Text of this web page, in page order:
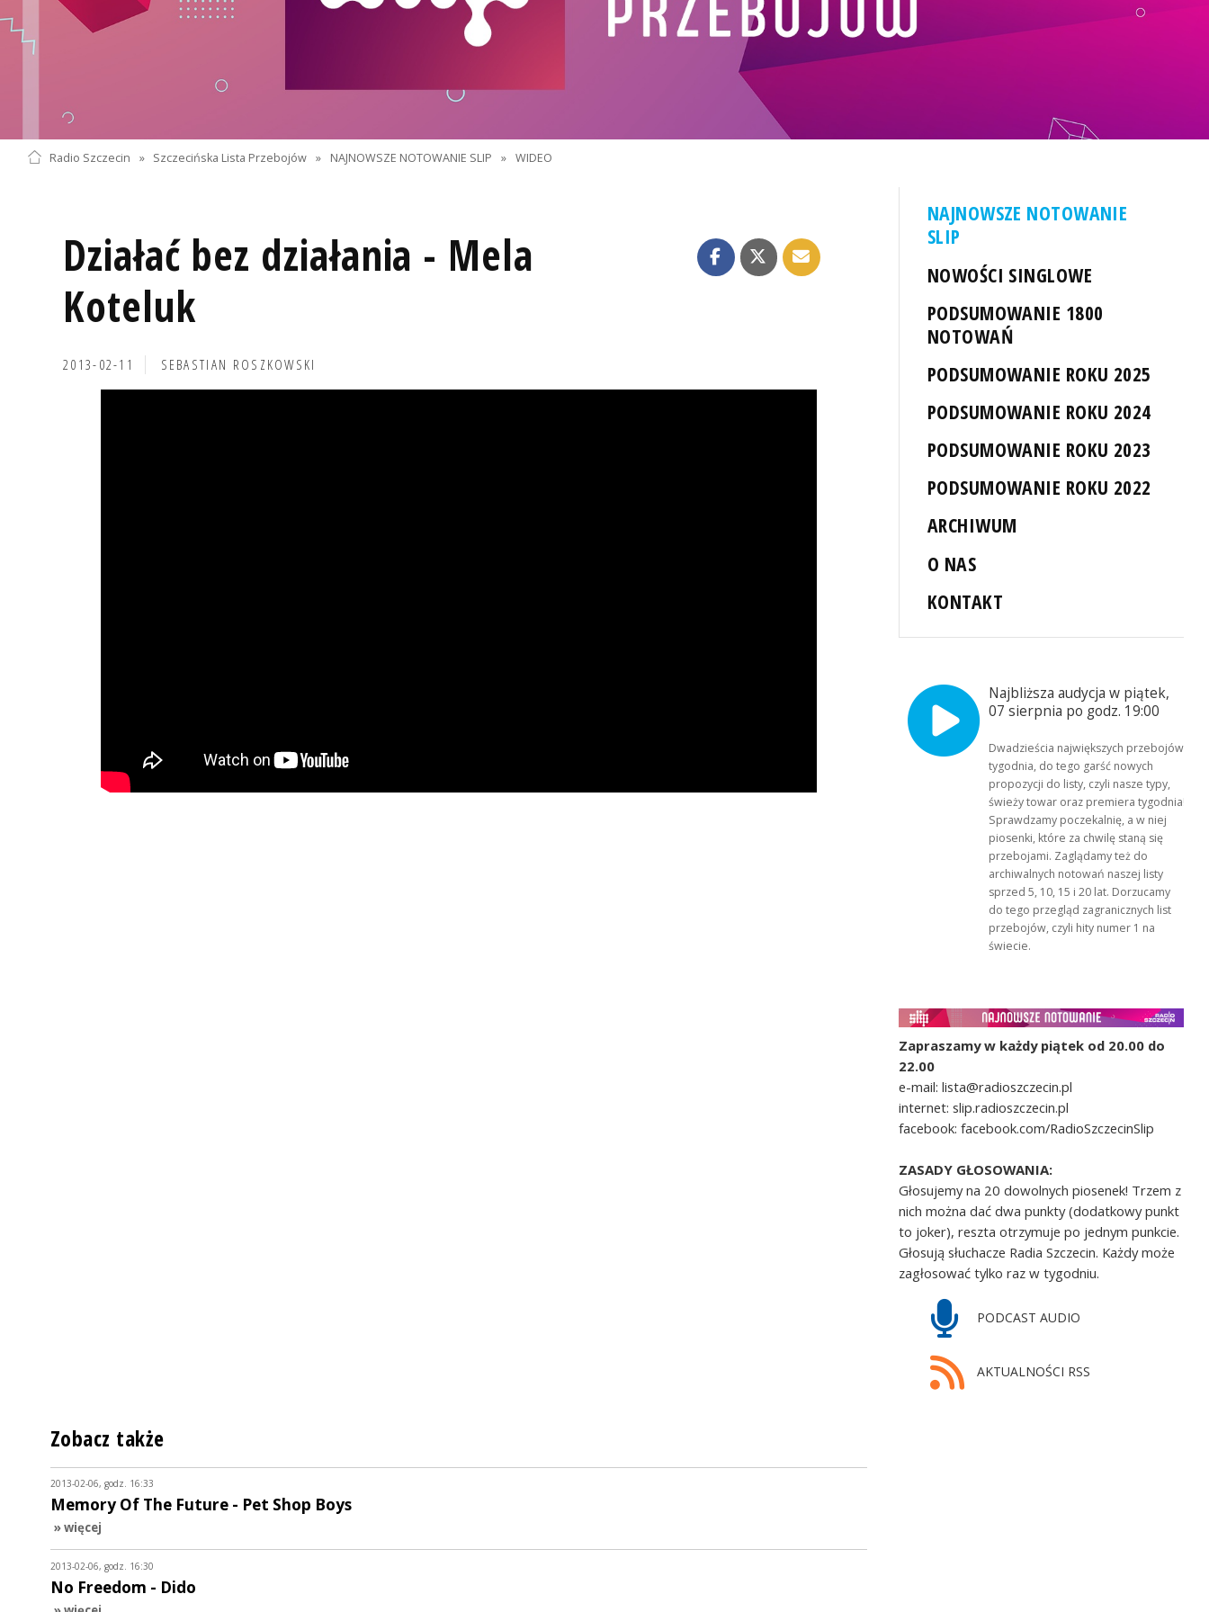
Radio Szczecin » Szczecińska Lista Przebojów » NAJNOWSZE NOTOWANIE SLIP » WIDEO
Działać bez działania - Mela
Koteluk
2013-02-11 SEBASTIAN ROSZKOWSKI
NAJNOWSZE NOTOWANIE
SLIP
NOWOŚCI SINGLOWE
PODSUMOWANIE 1800
NOTOWAŃ
PODSUMOWANIE ROKU 2025
PODSUMOWANIE ROKU 2024
PODSUMOWANIE ROKU 2023
PODSUMOWANIE ROKU 2022
ARCHIWUM
O NAS
KONTAKT
Najbliższa audycja w piątek,
07 sierpnia po godz. 19:00
Dwadzieścia największych przebojów
tygodnia, do tego garść nowych
propozycji do listy, czyli nasze typy,
świeży towar oraz premiera tygodnia!
Sprawdzamy poczekalnię, a w niej
piosenki, które za chwilę staną się
przebojami. Zaglądamy też do
archiwalnych notowań naszej listy
sprzed 5, 10, 15 i 20 lat. Dorzucamy
do tego przegląd zagranicznych list
przebojów, czyli hity numer 1 na
świecie.
Zapraszamy w każdy piątek od 20.00 do
22.00
e-mail: lista@radioszczecin.pl
internet: slip.radioszczecin.pl
facebook: facebook.com/RadioSzczecinSlip
ZASADY GŁOSOWANIA:
Głosujemy na 20 dowolnych piosenek! Trzem z
nich można dać dwa punkty (dodatkowy punkt
to joker), reszta otrzymuje po jednym punkcie.
Głosują słuchacze Radia Szczecin. Każdy może
zagłosować tylko raz w tygodniu.
PODCAST AUDIO
AKTUALNOŚCI RSS
Zobacz także
2013-02-06, godz. 16:33
Memory Of The Future - Pet Shop Boys
» więcej
2013-02-06, godz. 16:30
No Freedom - Dido